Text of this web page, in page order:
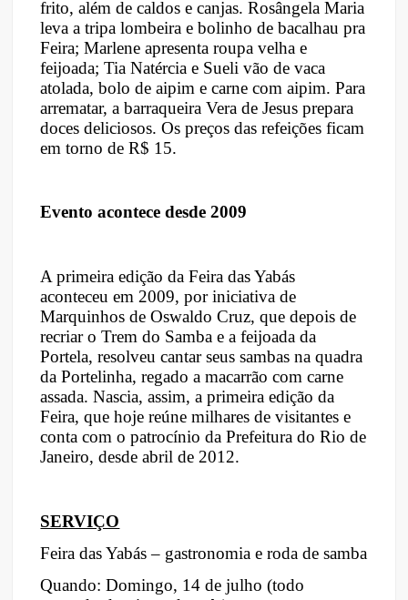
frito, além de caldos e canjas. Rosângela Maria
leva a tripa lombeira e bolinho de bacalhau pra
Feira; Marlene apresenta roupa velha e
feijoada; Tia Natércia e Sueli vão de vaca
atolada, bolo de aipim e carne com aipim. Para
arrematar, a barraqueira Vera de Jesus prepara
doces deliciosos. Os preços das refeições ficam
em torno de R$ 15.
Evento acontece desde 2009
A primeira edição da Feira das Yabás
aconteceu em 2009, por iniciativa de
Marquinhos de Oswaldo Cruz, que depois de
recriar o Trem do Samba e a feijoada da
Portela, resolveu cantar seus sambas na quadra
da Portelinha, regado a macarrão com carne
assada. Nascia, assim, a primeira edição da
Feira, que hoje reúne milhares de visitantes e
conta com o patrocínio da Prefeitura do Rio de
Janeiro, desde abril de 2012.
SERVIÇO
Feira das Yabás – gastronomia e roda de samba
Quando: Domingo, 14 de julho (todo